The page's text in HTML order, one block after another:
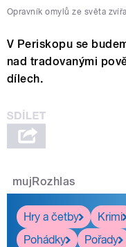
Opravník omylů ze světa
V Periskopu se
nad tradovanými
dílech.
mujRozhlas
Hry a četby
Krimi
Pohádky
Pořady